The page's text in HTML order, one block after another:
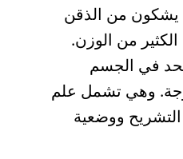
يشكون من الذقن
من الوزن.
في الجسم
وهي تشمل علم
التشريح ووضعية